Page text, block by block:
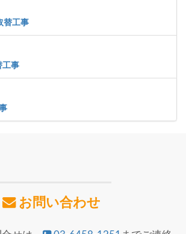
替工事
工事
お問い合わせ